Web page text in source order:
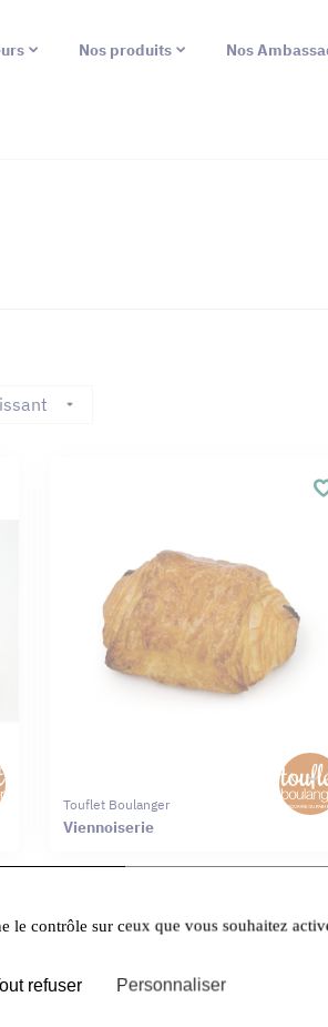
Nos produits Nos
Touflet Boulanger
Viennoiserie
le contrôle sur ceux que vous souhaitez
refuser Personnaliser